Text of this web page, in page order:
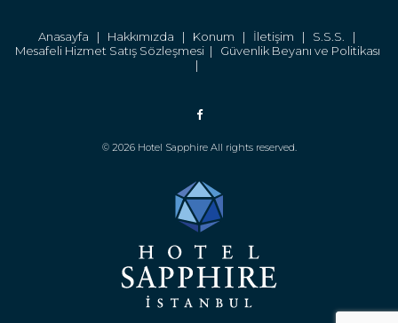
Anasayfa | Hakkımızda | Konum | İletişim | S.S.S. |
Mesafeli Hizmet Satış Sözleşmesi | Güvenlik Beyanı ve Politikası
|
© 2026 Hotel Sapphire All rights reserved.